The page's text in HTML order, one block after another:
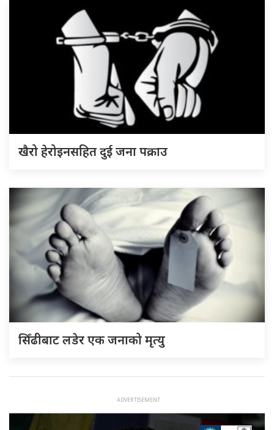
खैरो हेरोइनसहित दुई जना पक्राउ
सिँढीबाट लडेर एक जनाको मृत्यु